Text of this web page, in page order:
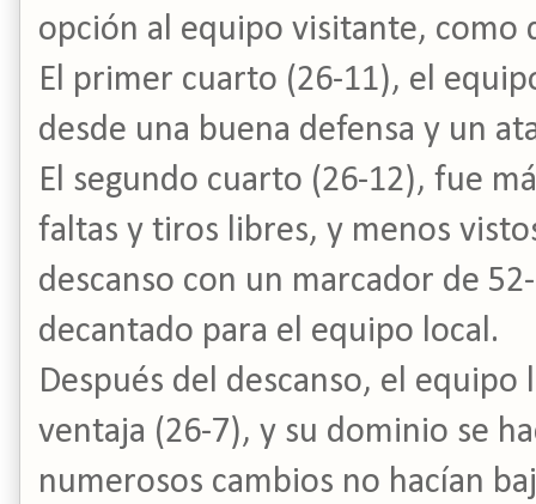
opción al equipo visitante, como
El primer cuarto (26-11), el
desde una buena defensa y un
El segundo cuarto (26-12), fue
faltas y tiros libres, y menos
descanso con un marcador de
decantado para el equipo local.
Después del descanso, el
ventaja (26-7), y su dominio se
numerosos cambios no hacían